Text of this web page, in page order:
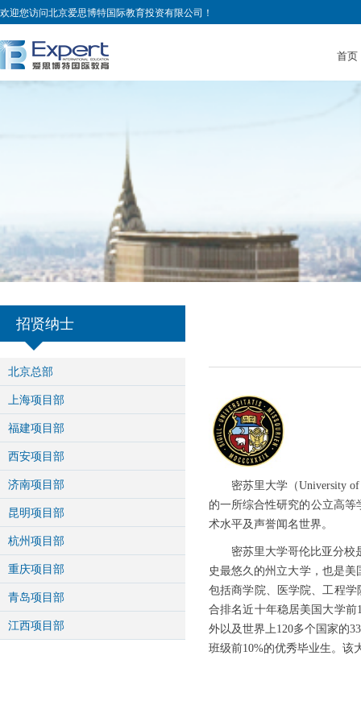
欢迎您访问北京爱思博特国际教育投资有限公司！
首页
招贤纳士
北京总部
上海项目部
福建项目部
西安项目部
济南项目部
昆明项目部
杭州项目部
重庆项目部
青岛项目部
江西项目部
密苏里大学（University
的一所综合性研究的公立高
术水平及声誉闻名世界。
密苏里大学哥伦比亚分
史最悠久的州立大学，也是美
包括商学院、医学院、工程
合排名近十年稳居美国大学
外以及世界上120多个国家的
班级前10%的优秀毕业生。该